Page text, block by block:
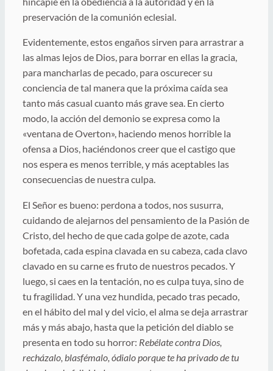
preservación de la comunión eclesial.
Evidentemente, estos engaños sirven para arrastrar a
las almas lejos de Dios, para borrar en ellas la gracia,
para mancharlas de pecado, para oscurecer su
conciencia de tal manera que la próxima caída sea
tanto más casual cuanto más grave sea. En cierto
modo, la acción del demonio se expresa como la
«ventana de Overton», haciendo menos horrible la
ofensa a Dios, haciéndonos creer que el castigo que
nos espera es menos terrible, y más aceptables las
consecuencias de nuestra culpa.
El Señor es bueno: perdona a todos, nos susurra,
cuidando de alejarnos del pensamiento de la Pasión de
Cristo, del hecho de que cada golpe de azote, cada
bofetada, cada espina clavada en su cabeza, cada clavo
clavado en su carne es fruto de nuestros pecados. Y
luego, si caes en la tentación, no es culpa tuya, sino de
tu fragilidad. Y una vez hundida, pecado tras pecado,
en el hábito del mal y del vicio, el alma se deja arrastrar
más y más abajo, hasta que la petición del diablo se
presenta en todo su horror: Rebélate contra Dios,
recházalo, blasfémalo, ódialo porque te ha privado de tu